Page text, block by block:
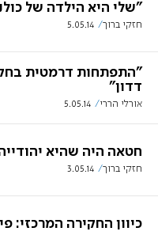
"שלי היא הילדה של
חזקי ברוך 5.05.14
"התפתחות דרמטית
דדון"
אורלי הררי 5.05.14
חטאה היה שהיא
חזקי ברוך 3.05.14
כיוון החקירה המרכזי: